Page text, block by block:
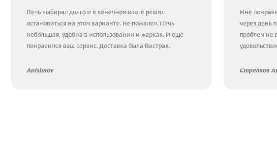
Печь выбирал долго и в конечном итоге решил
остановиться на этом варианте. Не пожалел. Печь
небольшая, удобна в использовании и жаркая. И еще
понравился ваш сервис. Доставка была быстрая.
Anisimov
Мне
через день
проблем не
Стрелков